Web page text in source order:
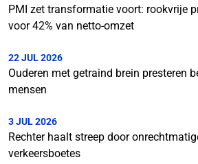
PMI zet transformatie voort: rookvrije
voor 42% van netto-omzet
22 JUL 2026
Ouderen met getraind brein presteren
mensen
3 JUL 2026
Rechter haalt streep door
verkeersboetes